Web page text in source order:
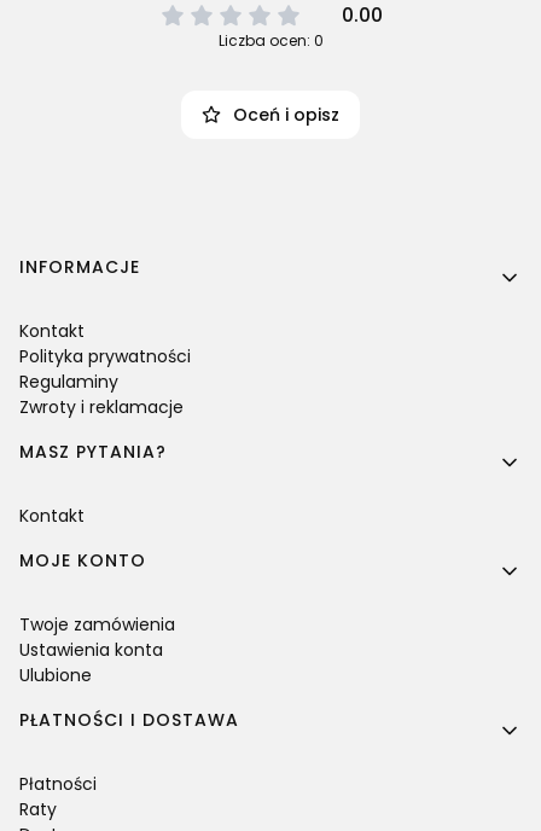
0.00
Liczba ocen: 0
Oceń i opisz
Linki w stopce
INFORMACJE
Kontakt
Polityka prywatności
Regulaminy
Zwroty i reklamacje
MASZ PYTANIA?
Kontakt
MOJE KONTO
Twoje zamówienia
Ustawienia konta
Ulubione
PŁATNOŚCI I DOSTAWA
Płatności
Raty